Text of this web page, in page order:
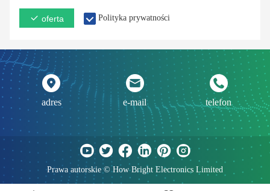
oferta Polityka prywatności
adres e-mail telefon
Prawa autorskie © How Bright Electronics Limited